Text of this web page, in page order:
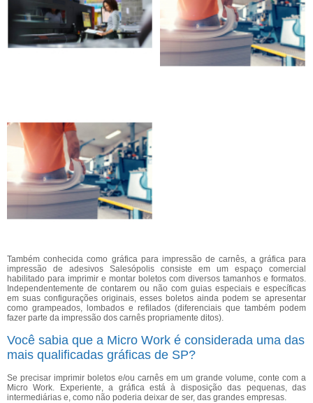
Também conhecida como gráfica para impressão de carnês, a gráfica para
impressão de adesivos Salesópolis consiste em um espaço comercial
habilitado para imprimir e montar boletos com diversos tamanhos e formatos.
Independentemente de contarem ou não com guias especiais e específicas
em suas configurações originais, esses boletos ainda podem se apresentar
como grampeados, lombados e refilados (diferenciais que também podem
fazer parte da impressão dos carnês propriamente ditos).
Você sabia que a Micro Work é considerada uma das
mais qualificadas gráficas de SP?
Se precisar imprimir boletos e/ou carnês em um grande volume, conte com a
Micro Work. Experiente, a gráfica está à disposição das pequenas, das
intermediárias e, como não poderia deixar de ser, das grandes empresas.